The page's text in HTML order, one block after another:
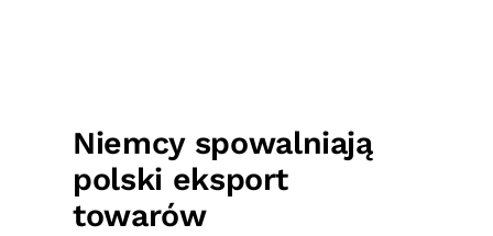
Niemcy spowalniają
polski eksport
towarów